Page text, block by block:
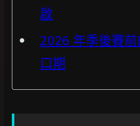
啟
2026 年季後賽
口期